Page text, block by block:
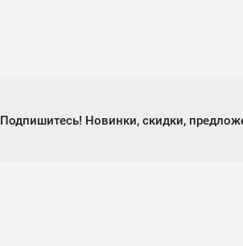
Подпишитесь! Новинки, скидки,